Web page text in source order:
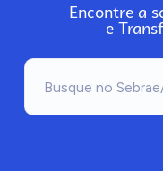
Encontre a
e